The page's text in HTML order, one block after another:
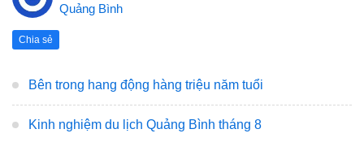
Quảng Bình
Chia sẻ
Bên trong hang động hàng triệu năm tuổi
Kinh nghiệm du lịch Quảng Bình tháng 8